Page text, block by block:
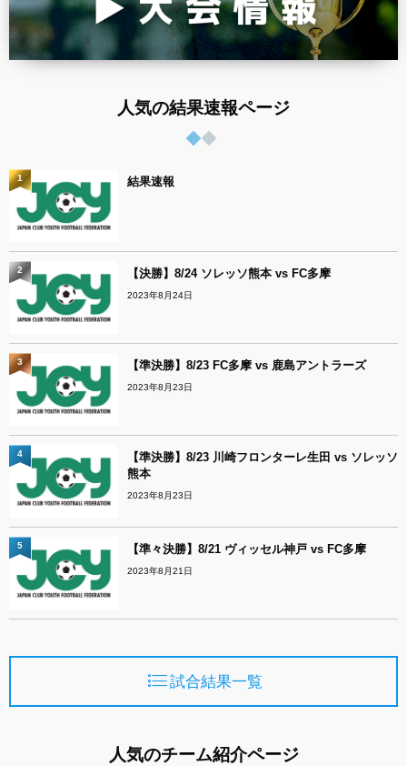
人気の結果速報ページ
結果速報
1
【決勝】8/24 ソレッソ熊本 vs FC多摩
2023年8月24日
2
【準決勝】8/23 FC多摩 vs 鹿島アントラーズ
2023年8月23日
3
【準決勝】8/23 川崎フロンターレ生田 vs ソレッソ
熊本
2023年8月23日
4
【準々決勝】8/21 ヴィッセル神戸 vs FC多摩
2023年8月21日
5
試合結果一覧
人気のチーム紹介ページ